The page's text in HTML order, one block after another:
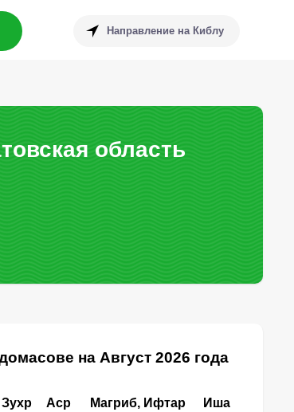
Направление на Киблу
область
на Август 2026 года
Зухр Аср Магриб, Ифтар Иша